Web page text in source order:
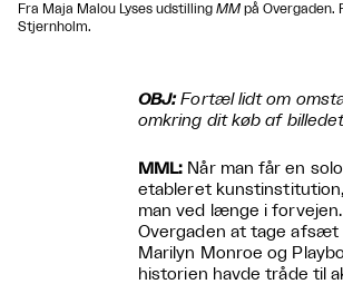
Fra Maja Malou Lyses udstilling MM på Overgaden.
Stjernholm.
OBJ:Fortæl lidt om
omkring dit køb af
MML: Når man får en
etableret
man ved længe i
Overgaden at tage afsæt
Marilyn Monroe og
historien havde tråde til